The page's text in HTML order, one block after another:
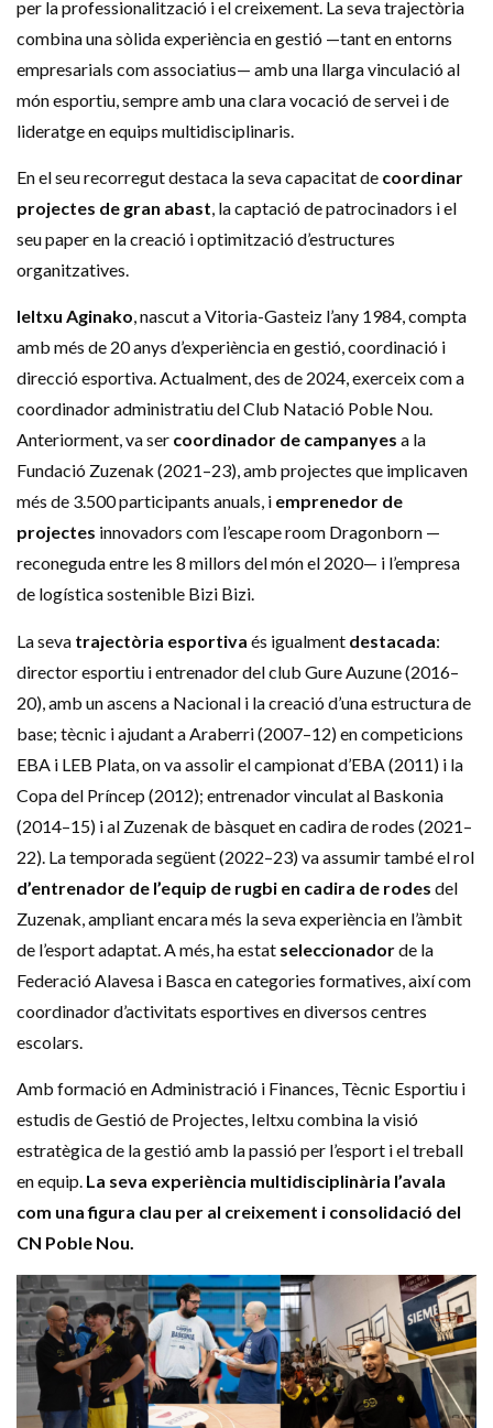
per la professionalització i el creixement. La seva trajectòria
combina una sòlida experiència en gestió —tant en entorns
empresarials com associatius— amb una llarga vinculació al
món esportiu, sempre amb una clara vocació de servei i de
lideratge en equips multidisciplinaris.
En el seu recorregut destaca la seva capacitat de coordinar
projectes de gran abast, la captació de patrocinadors i el
seu paper en la creació i optimització d’estructures
organitzatives.
Ieltxu Aginako, nascut a Vitoria-Gasteiz l’any 1984, compta
amb més de 20 anys d’experiència en gestió, coordinació i
direcció esportiva. Actualment, des de 2024, exerceix com a
coordinador administratiu del Club Natació Poble Nou.
Anteriorment, va ser coordinador de campanyes a la
Fundació Zuzenak (2021–23), amb projectes que implicaven
més de 3.500 participants anuals, i emprenedor de
projectes innovadors com l’escape room Dragonborn —
reconeguda entre les 8 millors del món el 2020— i l’empresa
de logística sostenible Bizi Bizi.
La seva trajectòria esportiva és igualment destacada:
director esportiu i entrenador del club Gure Auzune (2016–
20), amb un ascens a Nacional i la creació d’una estructura de
base; tècnic i ajudant a Araberri (2007–12) en competicions
EBA i LEB Plata, on va assolir el campionat d’EBA (2011) i la
Copa del Príncep (2012); entrenador vinculat al Baskonia
(2014–15) i al Zuzenak de bàsquet en cadira de rodes (2021–
22). La temporada següent (2022–23) va assumir també el rol
d’entrenador de l’equip de rugbi en cadira de rodes del
Zuzenak, ampliant encara més la seva experiència en l’àmbit
de l’esport adaptat. A més, ha estat seleccionadorde la
Federació Alavesa i Basca en categories formatives, així com
coordinador d’activitats esportives en diversos centres
escolars.
Amb formació en Administració i Finances, Tècnic Esportiu i
estudis de Gestió de Projectes, Ieltxu combina la visió
estratègica de la gestió amb la passió per l’esport i el treball
en equip. La seva experiència multidisciplinària l’avala
com una figura clau per al creixement i consolidació del
CN Poble Nou.